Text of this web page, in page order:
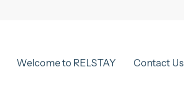
Welcome to RELSTAY Contact Us